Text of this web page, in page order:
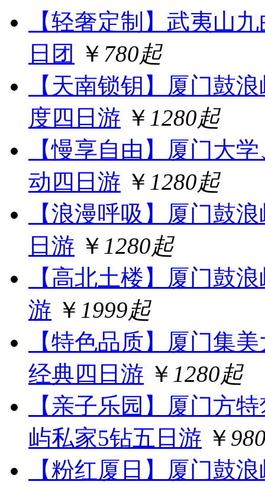
【轻奢定制】武夷山
日团
￥ 780起
【天南锁钥】厦门鼓
度四日游 ￥ 1280起
【慢享自由】厦门大
动四日游 ￥ 1280起
【浪漫呼吸】厦门鼓
日游 ￥ 1280起
【高北土楼】厦门鼓
游 ￥ 1999起
【特色品质】厦门集
经典四日游 ￥ 1280起
【亲子乐园】厦门方
屿私家5钻五日游 ￥
【粉红厦日】厦门鼓